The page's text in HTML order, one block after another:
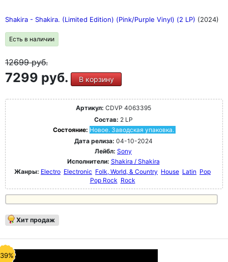
Shakira - Shakira. (Limited Edition) (Pink/Purple Vinyl) (2 LP) (2024)
Есть в наличии
12699руб.
7299 руб. В корзину
Артикул: CDVP 4063395
Состав: 2 LP
Состояние: Новое. Заводская упаковка.
Дата релиза: 04-10-2024
Лейбл: Sony
Исполнители: Shakira / Shakira
Жанры: Electro Electronic Folk, World, & Country House Latin Pop
Pop Rock Rock
Хит продаж